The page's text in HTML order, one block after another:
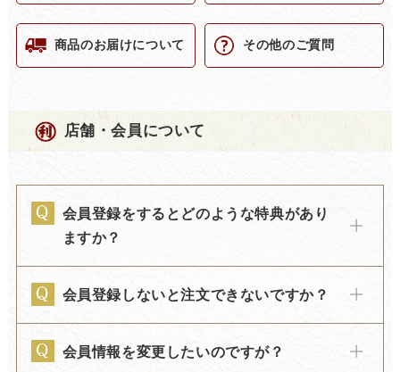
商品のお届けについて その他のご質問
店舗・会員について
会員登録をするとどのような特典があり
ますか？
会員登録しないと注文できないですか？
会員情報を変更したいのですが？